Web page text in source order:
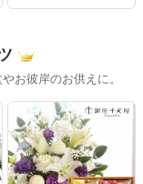
お彼岸のお供えに。